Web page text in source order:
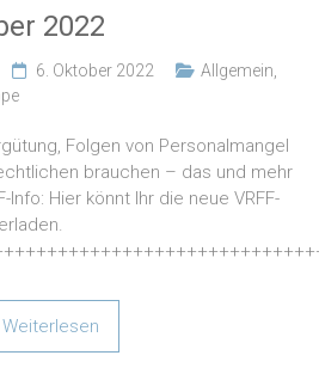
2022
6. Oktober 2022 Allgemein
Folgen von Personalmangel
brauchen – das und mehr
Info: Hier könnt Ihr die neue VRFF-
Weiterlesen